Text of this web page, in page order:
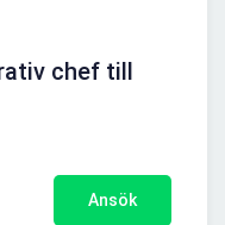
chef till
Ansök